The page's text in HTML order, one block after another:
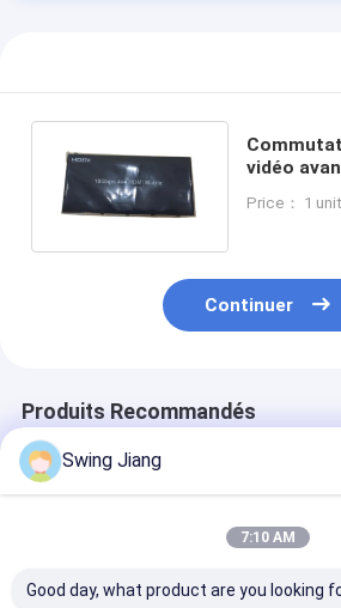
vidéo
résolution
Price： 1 unit
Continuer
Produits Recommandés
Swing Jiang
7:10 AM
Good day, what product are you looking